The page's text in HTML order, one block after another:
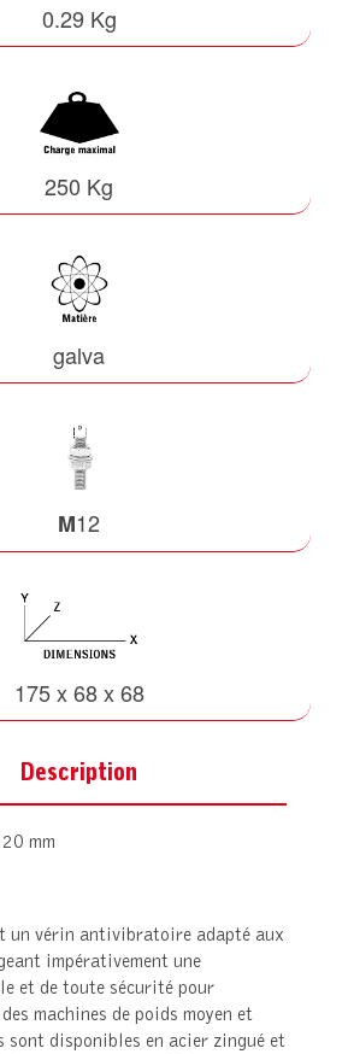
0.29 Kg
250 Kg
galva
M12
175 x 68 x 68
Description
mm
un vérin antivibratoire adapté aux
impérativement une
et de toute sécurité pour
machines de poids moyen et
sont disponibles en acier zingué et